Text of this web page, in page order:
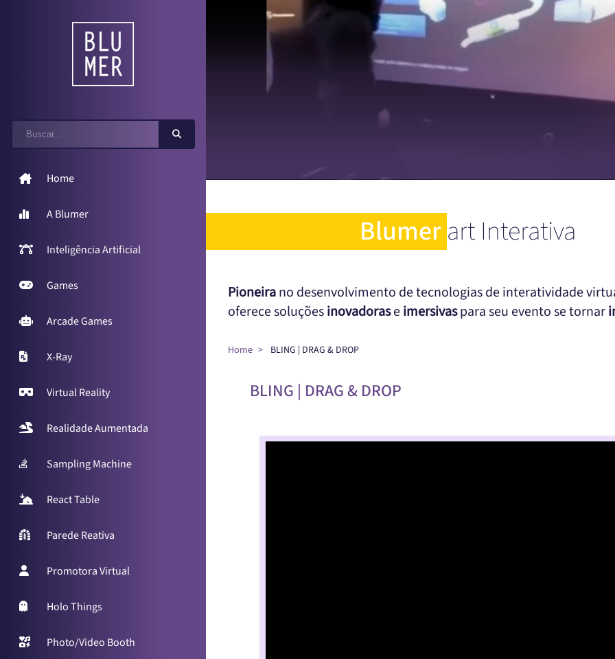
Home
A Blumer
Inteligência Artificial
Games
Arcade Games
X-Ray
Virtual Reality
Realidade Aumentada
Sampling Machine
React Table
Parede Reativa
Promotora Virtual
Holo Things
Photo/Video Booth
Blumerart Interativa
Pioneirano desenvolvimento de tecnologias de interatividade
oferece soluçõesinovadoraseimersivaspara seu evento se tornar
Home BLING | DRAG & DROP
BLING | DRAG & DROP